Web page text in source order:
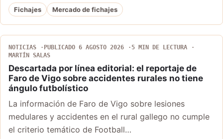
Fichajes Mercado de fichajes
NOTICIAS PUBLICADO 6 AGOSTO 2026
5 MIN DE LECTURA
MARTÍN SALAS
Descartada por línea editorial: el reportaje de
Faro de Vigo sobre accidentes rurales no tiene
ángulo futbolístico
La información de Faro de Vigo sobre lesiones
medulares y accidentes en el rural gallego no cumple
el criterio temático de Football…